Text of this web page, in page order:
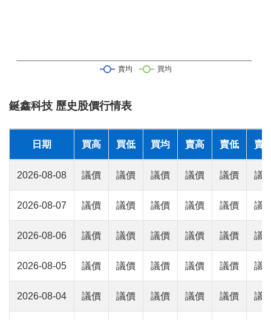
鋋鑫科技 歷史股價行情表
日期 買高 買低 買均 賣高 賣低 賣
2026-08-08 議價 議價 議價 議價 議價 議
2026-08-07 議價 議價 議價 議價 議價 議
2026-08-06 議價 議價 議價 議價 議價 議
2026-08-05 議價 議價 議價 議價 議價 議
2026-08-04 議價 議價 議價 議價 議價 議